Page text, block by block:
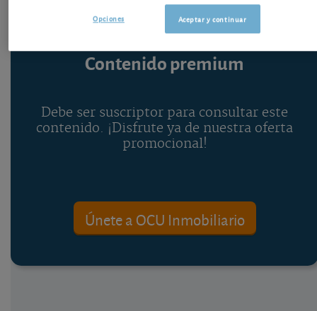
Contenido premium
Debe ser suscriptor para consultar este
contenido. ¡Disfrute ya de nuestra oferta
promocional!
Únete a OCU Inmobiliario
Aceptar y continuar
Opciones